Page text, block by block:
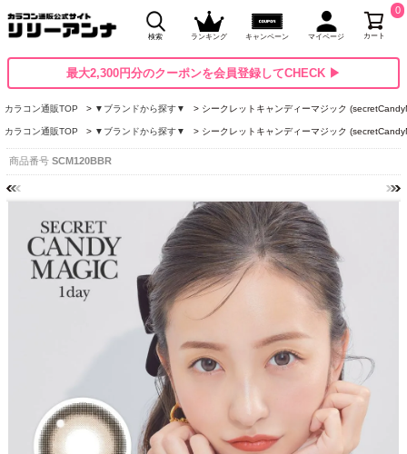
検索 ランキング キャンペーン マイページ カート
0
最大2,300円分のクーポンを会員登録してCHECK ▶
カラコン通販TOP ▼ブランドから探す▼ シークレットキャンディーマジック
カラコン通販TOP ▼ブランドから探す▼ シークレットキャンディーマジック
商品番号 SCM120BBR